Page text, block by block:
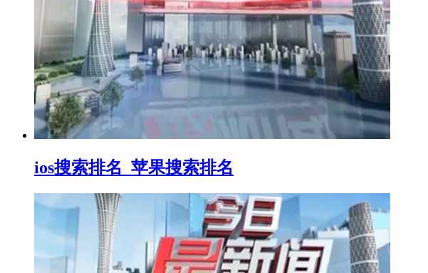
ios搜索排名_苹果搜索排名